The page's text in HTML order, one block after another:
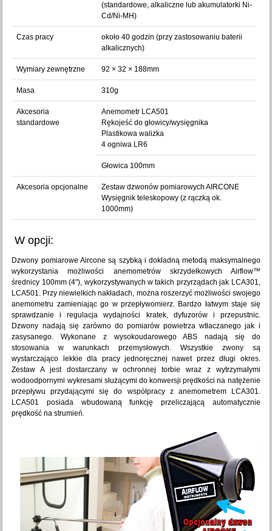
(standardowe, alkaliczne lub akumulatorki Ni-
Cd/Ni-MH)
Czas pracy
około 40 godzin (przy zastosowaniu baterii
alkalicznych)
Wymiary zewnętrzne 92 × 32 × 188mm
Masa 310g
Akcesoria
standardowe
Anemometr LCA501
Rękojeść do głowicy/wysięgnika
Plastikowa walizka
4 ogniwa LR6
Głowica 100mm
Akcesoria opcjonalne
Zestaw dzwonów pomiarowych AIRCONE
Wysięgnik teleskopowy (z rączką ok.
1000mm)
W opcji:
Dzwony pomiarowe Aircone są szybką i dokładną metodą maksymalnego
wykorzystania możliwości anemometrów skrzydełkowych Airflow™
średnicy 100mm (4"), wykorzystywanych w takich przyrządach jak LCA301,
LCA501. Przy niewielkich nakładach, można roszerzyć możliwości swojego
anemometru zamieniając go w przepływomierz. Bardzo łatwym staje się
sprawdzanie i regulacja wydajności kratek, dyfuzorów i przepustnic.
Dzwony nadają się zarówno do pomiarów powietrza wtłaczanego jak i
zasysanego. Wykonane z wysokoudarowego ABS nadają się do
stosowania w warunkach przemysłowych. Wszystkie zwony są
wystarczająco lekkie dla pracy jednoręcznej nawet przez długi okres.
Zestaw A jest dostarczany w ochronnej torbie wraz z wytrzymałymi
wodoodpornymi wykresami służącymi do konwersji prędkości na natężenie
przepływu przydającymi się do współpracy z anemometrem LCA301.
LCA501 posiada wbudowaną funkcję przeliczającą automatycznie
prędkość na strumień.